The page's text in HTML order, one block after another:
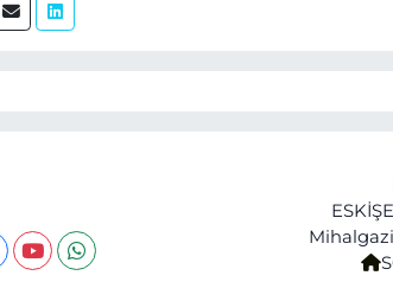
üretiyorum. Haberlerimde güncel verileri ve
Mihalgazi